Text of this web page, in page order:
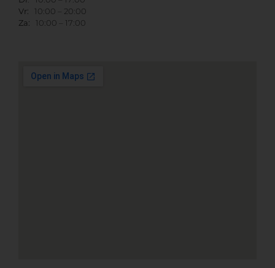
Vr: 10:00 – 20:00
Za:
10:00 – 17:00